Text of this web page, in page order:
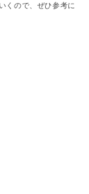
くので、ぜひ参考に